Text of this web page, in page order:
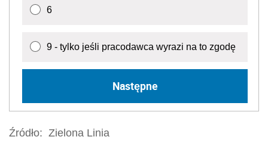
6
9 - tylko jeśli pracodawca wyrazi na to zgodę
Następne
Źródło: Zielona Linia